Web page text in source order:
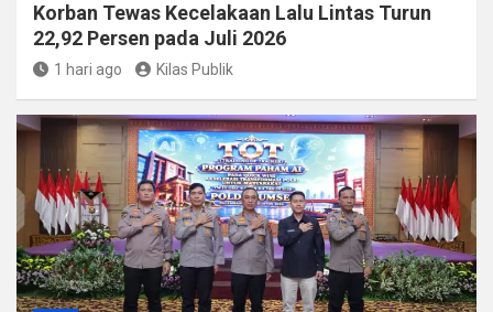
Korban Tewas Kecelakaan Lalu Lintas Turun
22,92 Persen pada Juli 2026
1 hari ago Kilas Publik